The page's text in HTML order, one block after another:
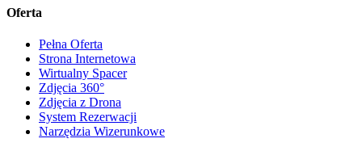
Oferta
Pełna Oferta
Strona Internetowa
Wirtualny Spacer
Zdjęcia 360°
Zdjęcia z Drona
System Rezerwacji
Narzędzia Wizerunkowe